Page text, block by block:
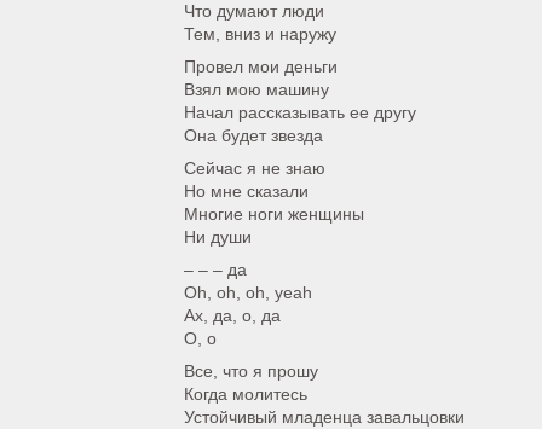
Что думают люди
Тем, вниз и наружу
Провел мои деньги
Взял мою машину
Начал рассказывать ее другу
Она будет звезда
Сейчас я не знаю
Но мне сказали
Многие ноги женщины
Ни души
– – – да
Oh, oh, oh, yeah
Ах, да, о, да
О, о
Все, что я прошу
Когда молитесь
Устойчивый младенца завальцовки